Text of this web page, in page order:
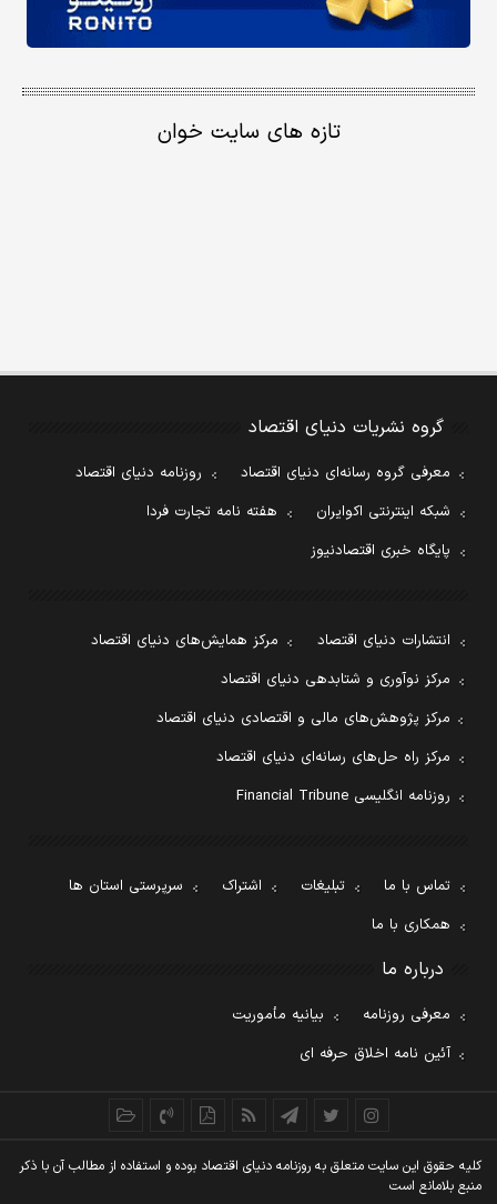
تازه های سایت خوان
گروه نشریات دنیای اقتصاد
معرفی گروه رسانه‌ای دنیای اقتصاد
روزنامه دنیای اقتصاد
شبکه اینترنتی اکوایران
هفته نامه تجارت فردا
پایگاه خبری اقتصادنیوز
انتشارات دنیای اقتصاد
مرکز همایش‌های دنیای اقتصاد
مرکز نوآوری و شتابدهی دنیای اقتصاد
مرکز پژوهش‌های مالی و اقتصادی دنیای اقتصاد
مرکز راه حل‌های رسانه‌ای دنیای اقتصاد
روزنامه انگلیسی Financial Tribune
تماس با ما تبلیغات اشتراک
سرپرستی استان ها
همکاری با ما
درباره ما
معرفی روزنامه
بیانیه مأموریت
آئین نامه اخلاق حرفه ای
کليه حقوق اين سايت متعلق به روزنامه دنيای اقتصاد بوده و استفاده از مطالب آن با ذکر
منبع بلامانع است